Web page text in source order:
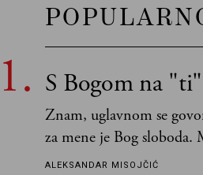
S Bogom na "ti"
Znam, uglavnom se
za mene je Bog sloboda.
tek retki mogu da
ALEKSANDAR MISOJČIĆ